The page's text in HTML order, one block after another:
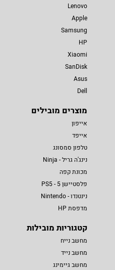
Lenovo
Apple
Samsung
HP
Xiaomi
SanDisk
Asus
Dell
מוצרים מובילים
אייפון
אייפד
טלפון סמסונג
נינג'ה גריל - Ninja
מכונת קפה
פלסטיישן 5 - PS5
נינטנדו - Nintendo
מדפסת HP
קטגוריות מובילות
מחשב נייח
מחשב נייד
מחשב גיימינג